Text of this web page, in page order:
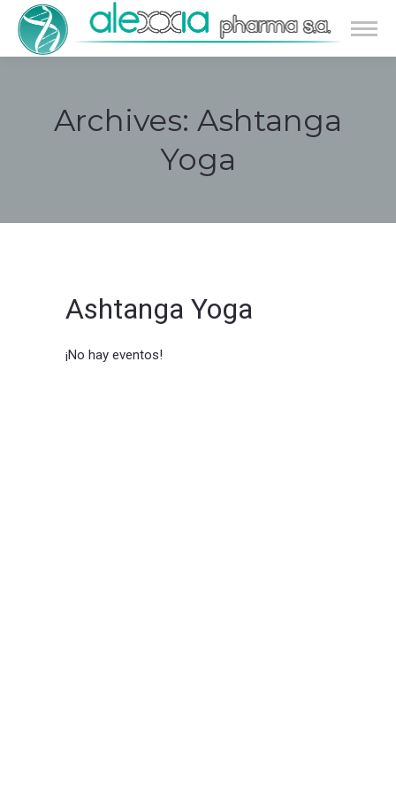
Archives: Ashtanga
Yoga
Ashtanga Yoga
¡No hay eventos!